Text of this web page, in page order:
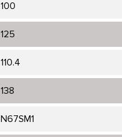
100
125
110.4
138
N67SM1